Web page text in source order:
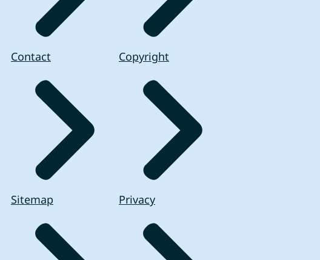
Contact
Sitemap
Copyright
Privacy